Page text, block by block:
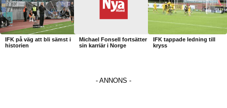
IFK på väg att bli sämst i
historien
Michael Fonsell fortsätter
sin karriär i Norge
IFK tappade ledning till
kryss